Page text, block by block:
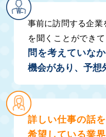
事前に訪問する企業
を聞くことができ
問を考えていな
機会があり、予想
詳しい仕事の話
希望している業